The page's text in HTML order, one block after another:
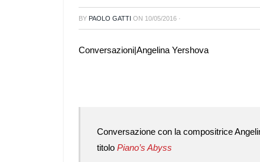
BY PAOLO GATTI ON 10/05/2016 ·
Conversazioni|Angelina Yershova
Conversazione con la compositrice
titolo Piano’s Abyss